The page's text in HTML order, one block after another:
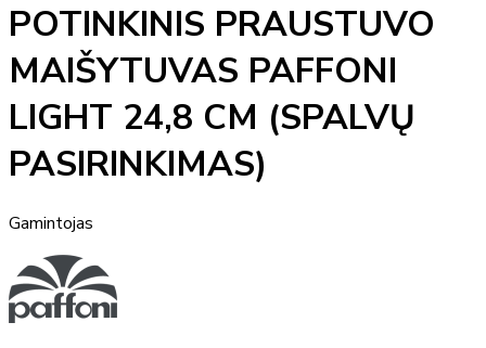
POTINKINIS PRAUSTUVO
MAIŠYTUVAS PAFFONI
LIGHT 24,8 CM (SPALVŲ
PASIRINKIMAS)
Gamintojas